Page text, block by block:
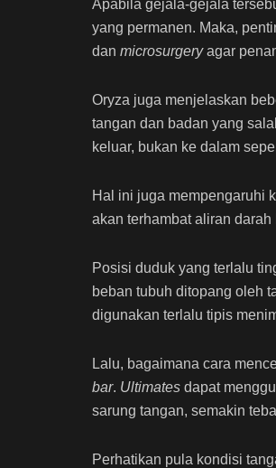
Apabila gejala-gejala
yang permanen. Maka,
dan microsurgeryagar
Oryza juga menjelaskan
tangan dan badan yang
keluar, bukan ke dalam
Hal ini juga mempengaruhi
akan terhambat aliran
Posisi duduk yang terlalu
beban tubuh ditopang oleh
digunakan terlalu tipis
Lalu, bagaimana cara
bar. Ultimates dapat
sarung tangan, semakin
Perhatikan pula kondisi